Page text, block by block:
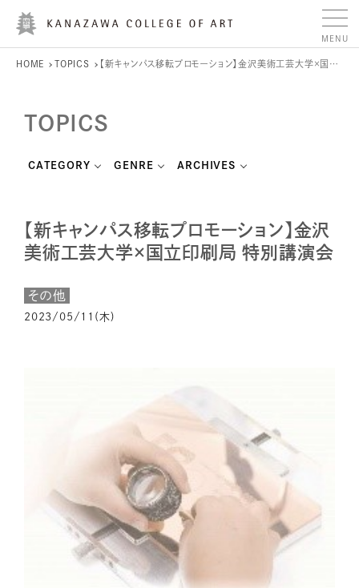
HOME TOPICS 【新キャンパス移転プロモーション】金沢美術工芸大学×国立印刷局 特別講演会
TOPICS
CATEGORY GENRE ARCHIVES
【新キャンパス移転プロモーション】金沢
美術工芸大学×国立印刷局 特別講演会
その他
2023/05/11(木)